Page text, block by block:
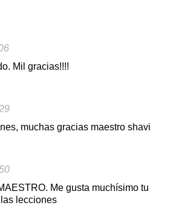
Mil gracias!!!!
muchas gracias maestro shavi
Me gusta muchísimo tu
lecciones